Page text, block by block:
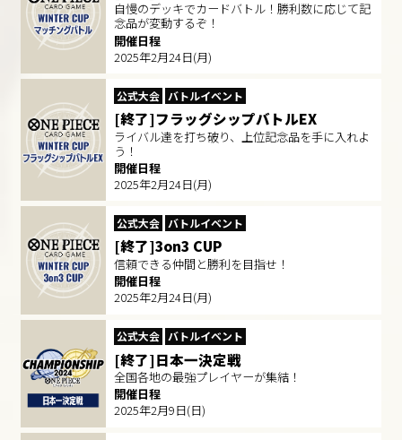
自慢のデッキでカードバトル！勝利数に応じて記
念品が変動するぞ！
開催日程
2025年2月24日(月)
公式大会 バトルイベント
[終了]フラッグシップバトルEX
ライバル達を打ち破り、上位記念品を手に入れよ
う！
開催日程
2025年2月24日(月)
公式大会 バトルイベント
[終了]3on3 CUP
信頼できる仲間と勝利を目指せ！
開催日程
2025年2月24日(月)
公式大会 バトルイベント
[終了]日本一決定戦
全国各地の最強プレイヤーが集結！
開催日程
2025年2月9日(日)